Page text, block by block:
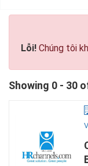
Lỗi! Chúng tôi
Showing 0 - 30